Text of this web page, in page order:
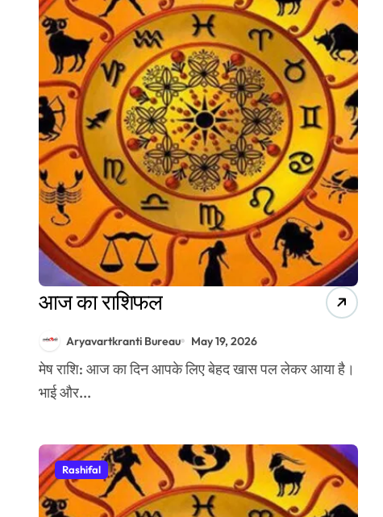
आज का राशिफल
Aryavartkranti Bureau May 19, 2026
मेष राशि: आज का दिन आपके लिए बेहद खास पल लेकर आया है।
भाई और...
Rashifal